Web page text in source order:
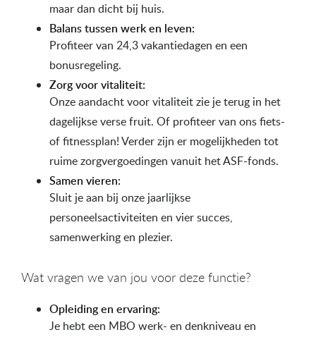
maar dan dicht bij huis.
Balans tussen werk en leven:
Profiteer van 24,3 vakantiedagen en een
bonusregeling.
Zorg voor vitaliteit:
Onze aandacht voor vitaliteit zie je terug in het
dagelijkse verse fruit. Of profiteer van ons fiets-
of fitnessplan! Verder zijn er mogelijkheden tot
ruime zorgvergoedingen vanuit het ASF-fonds.
Samen vieren:
Sluit je aan bij onze jaarlijkse
personeelsactiviteiten en vier succes,
samenwerking en plezier.
Wat vragen we van jou voor deze functie?
Opleiding en ervaring:
Je hebt een MBO werk- en denkniveau en